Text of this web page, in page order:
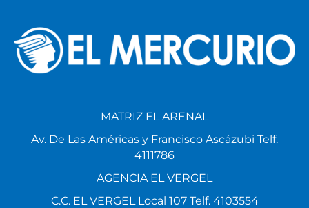
MATRIZ EL ARENAL
Av. De Las Américas y Francisco Ascázubi Telf.
4111786
AGENCIA EL VERGEL
C.C. EL VERGEL Local 107 Telf. 4103554